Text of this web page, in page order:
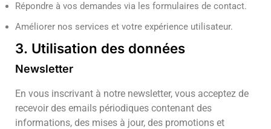
Répondre à vos demandes via les formulaires de contact.
Améliorer nos services et votre expérience utilisateur.
3. Utilisation des données
Newsletter
En vous inscrivant à notre newsletter, vous acceptez de
recevoir des emails périodiques contenant des
informations, des mises à jour, des promotions et